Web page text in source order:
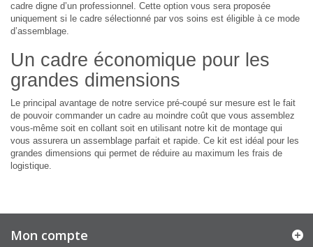
cadre digne d’un professionnel. Cette option vous sera proposée
uniquement si le cadre sélectionné par vos soins est éligible à ce mode
d’assemblage.
Un cadre économique pour les
grandes dimensions
Le principal avantage de notre service pré-coupé sur mesure est le fait
de pouvoir commander un cadre au moindre coût que vous assemblez
vous-même soit en collant soit en utilisant notre kit de montage qui
vous assurera un assemblage parfait et rapide. Ce kit est idéal pour les
grandes dimensions qui permet de réduire au maximum les frais de
logistique.
Mon compte